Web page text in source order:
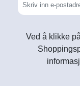
Ved å klikke